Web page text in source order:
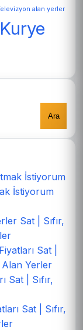
alan yerler
Ara
İstiyorum
İstiyorum
Sat | Sıfır,
Sat |
Alan Yerler
Sat | Sıfır,
Sat | Sıfır,